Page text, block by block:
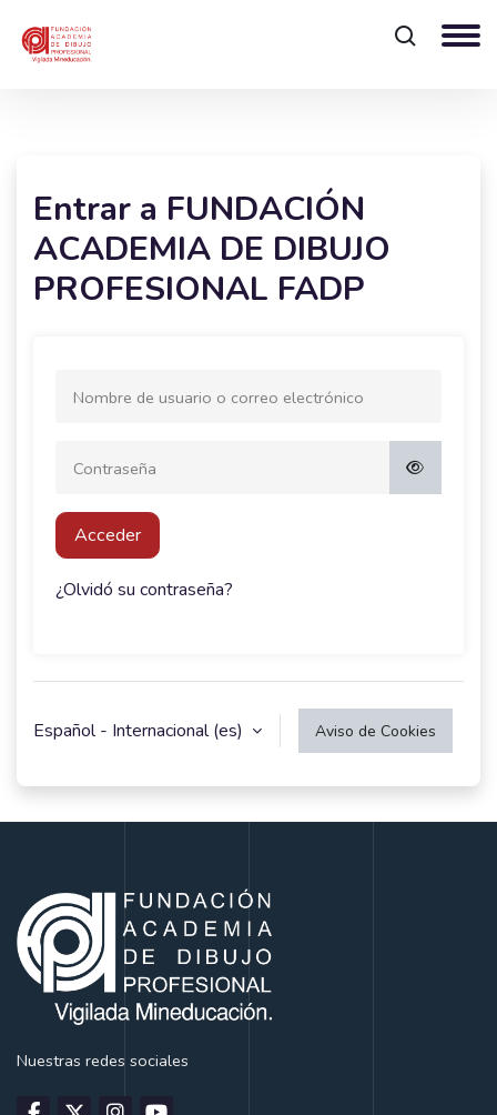
Entrar a FUNDACIÓN
ACADEMIA DE DIBUJO
PROFESIONAL FADP
Acceder
¿Olvidó su contraseña?
Español - Internacional ‎(es)‎ Aviso de Cookies
Nuestras redes sociales